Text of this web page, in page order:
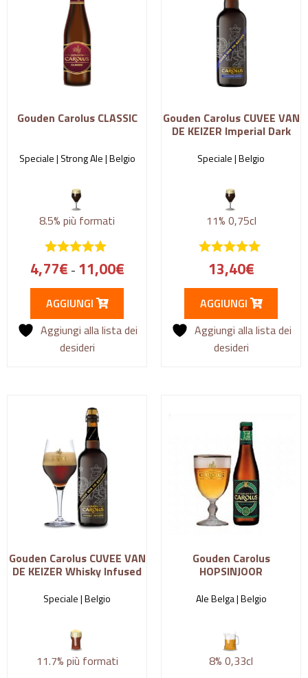
Gouden Carolus CLASSIC
Speciale | Strong Ale |Belgio
8.5% più formati
4,77€ - 11,00€
AGGIUNGI
Aggiungi alla lista dei
desideri
Gouden Carolus CUVEE VAN
DE KEIZER Imperial Dark
Speciale |Belgio
11% 0,75cl
13,40€
AGGIUNGI
Aggiungi alla lista dei
desideri
Gouden Carolus CUVEE VAN
DE KEIZER Whisky Infused
Speciale |Belgio
11.7% più formati
Gouden Carolus
HOPSINJOOR
Ale Belga |Belgio
8% 0,33cl